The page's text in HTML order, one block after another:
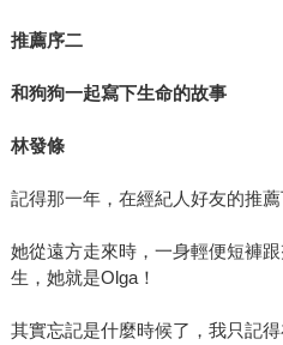
推薦序二
和狗狗一起寫下生命的故事
林發條
記得那一年，在經紀人好友的推薦
她從遠方走來時，一身輕便短褲
生，她就是Olga！
其實忘記是什麼時候了，我只記